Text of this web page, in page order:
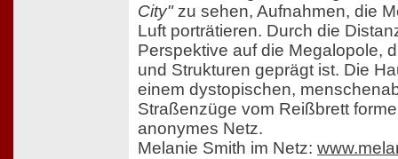
City"zu sehen, Aufnahmen, die
Luft porträtieren. Durch die
Perspektive auf die Megalopole,
und Strukturen geprägt ist. Die
einem dystopischen,
Straßenzüge vom Reißbrett
anonymes Netz.
Melanie Smith im Netz: